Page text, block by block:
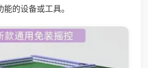
的设备或工具。